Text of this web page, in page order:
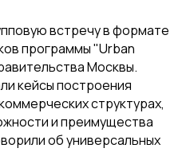
встречу в формате
программы "Urban
Москвы.
кейсы построения
структурах,
и преимущества
об универсальных